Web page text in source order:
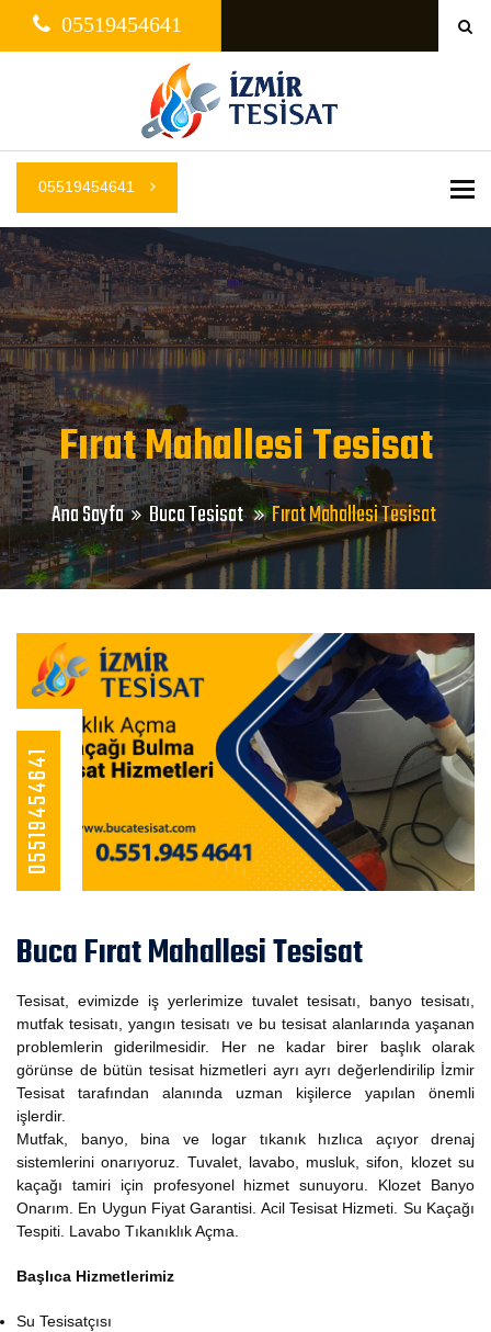
05519454641
05519454641
Fırat Mahallesi Tesisat
Ana Sayfa Buca Tesisat Fırat Mahallesi Tesisat
05519454641
Buca Fırat Mahallesi Tesisat
Tesisat, evimizde iş yerlerimize tuvalet tesisatı, banyo tesisatı,
mutfak tesisatı, yangın tesisatı ve bu tesisat alanlarında yaşanan
problemlerin giderilmesidir. Her ne kadar birer başlık olarak
görünse de bütün tesisat hizmetleri ayrı ayrı değerlendirilip İzmir
Tesisat tarafından alanında uzman kişilerce yapılan önemli
işlerdir.
Mutfak, banyo, bina ve logar tıkanık hızlıca açıyor drenaj
sistemlerini onarıyoruz. Tuvalet, lavabo, musluk, sifon, klozet su
kaçağı tamiri için profesyonel hizmet sunuyoru. Klozet Banyo
Onarım. En Uygun Fiyat Garantisi. Acil Tesisat Hizmeti. Su Kaçağı
Tespiti. Lavabo Tıkanıklık Açma.
Başlıca Hizmetlerimiz
Su Tesisatçısı